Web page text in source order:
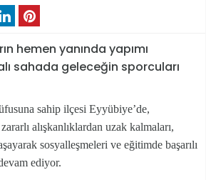
hemen yanında yapımı
sahada geleceğin sporcuları
sahip ilçesi Eyyübiye’de,
alışkanlıklardan uzak kalmaları,
sosyalleşmeleri ve eğitimde başarılı
ediyor.